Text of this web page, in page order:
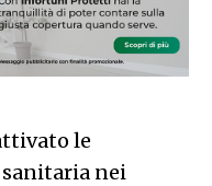
le
nei